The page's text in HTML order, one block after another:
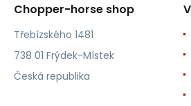
Chopper-horse shop
Třebízského 1481
738 01 Frýdek-Místek
Česká republika